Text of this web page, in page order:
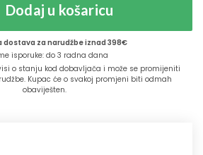
Dodaj u košaricu
dostava za narudžbe iznad 398€
isporuke: do 3 radna dana
o stanju kod dobavljača i može se promijeniti
Kupac će o svakoj promjeni biti odmah
obaviješten.